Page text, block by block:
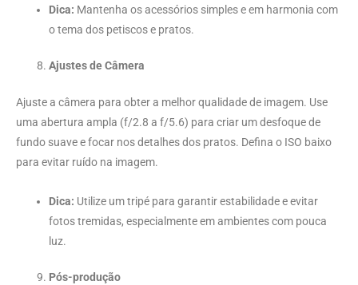
Dica: Mantenha os acessórios simples e em harmonia com
o tema dos petiscos e pratos.
Ajustes de Câmera
Ajuste a câmera para obter a melhor qualidade de imagem. Use
uma abertura ampla (f/2.8 a f/5.6) para criar um desfoque de
fundo suave e focar nos detalhes dos pratos. Defina o ISO baixo
para evitar ruído na imagem.
Dica: Utilize um tripé para garantir estabilidade e evitar
fotos tremidas, especialmente em ambientes com pouca
luz.
Pós-produção